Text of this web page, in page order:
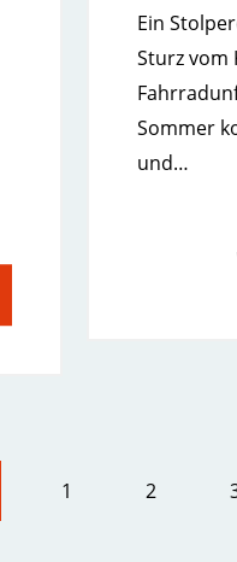
​​Ein
Sturz vom
Sommer
und…
1 2